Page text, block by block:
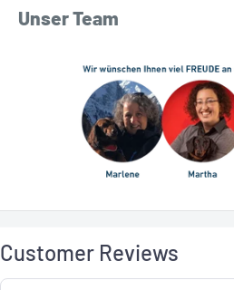
Unser Team
Customer Reviews